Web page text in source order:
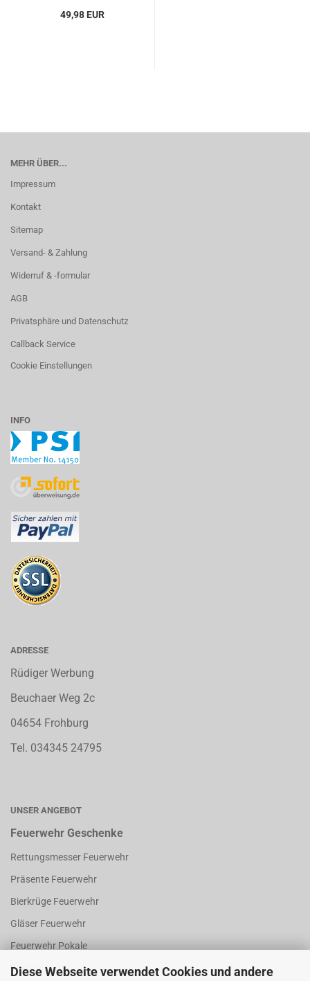
Diese Webseite verwendet Cookies und andere
49,98 EUR
MEHR ÜBER...
Impressum
Kontakt
Sitemap
Versand- & Zahlung
Widerruf & -formular
AGB
Privatsphäre und Datenschutz
Callback Service
Cookie Einstellungen
INFO
ADRESSE
Rüdiger Werbung
Beuchaer Weg 2c
04654 Frohburg
Tel. 034345 24795
UNSER ANGEBOT
Feuerwehr Geschenke
Rettungsmesser Feuerwehr
Präsente Feuerwehr
Bierkrüge Feuerwehr
Gläser Feuerwehr
Feuerwehr Pokale
Thermobecher